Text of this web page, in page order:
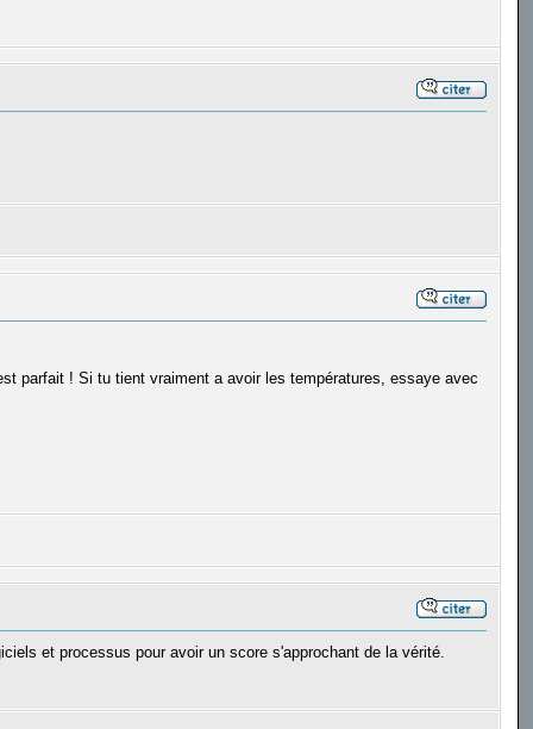
parfait ! Si tu tient vraiment a avoir les températures, essaye avec
et processus pour avoir un score s'approchant de la vérité.